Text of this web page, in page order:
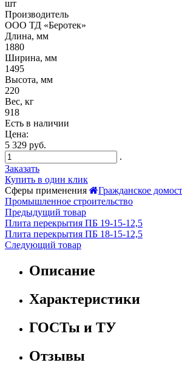
шт
Производитель
ООО ТД «Беротек»
Длина, мм
1880
Ширина, мм
1495
Высота, мм
220
Вес, кг
918
Есть в наличии
Цена:
5 329 руб.
.
Заказать
Купить в один клик
Сферы применения
Гражданское
Промышленное строительство
Предыдущий товар
Плита перекрытия ПБ 19-15-12,5
Плита перекрытия ПБ 18-15-12,5
Следующий товар
Описание
Характеристики
ГОСТы и ТУ
Отзывы